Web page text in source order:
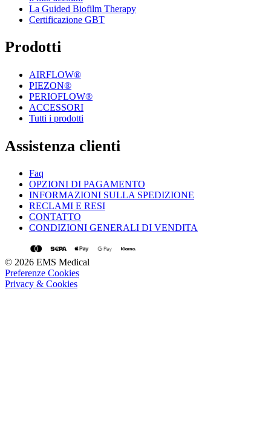
La Guided Biofilm Therapy
Certificazione GBT
Prodotti
AIRFLOW®
PIEZON®
PERIOFLOW®
ACCESSORI
Tutti i prodotti
Assistenza clienti
Faq
OPZIONI DI PAGAMENTO
INFORMAZIONI SULLA SPEDIZIONE
RECLAMI E RESI
CONTATTO
CONDIZIONI GENERALI DI VENDITA
© 2026 EMS Medical
Preferenze Cookies
Privacy & Cookies